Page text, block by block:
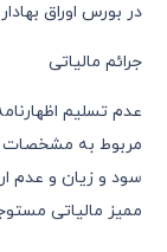
در بورس اوراق
جرائم مالیاتی
عدم تسلیم
مربوط به مشخصات
سود و زیان و عدم
ممیز مالیاتی مستوجب